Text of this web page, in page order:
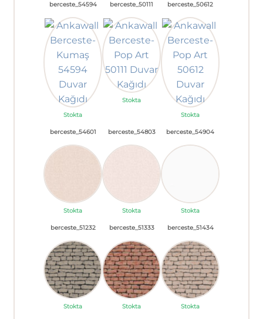
berceste_54594
Stokta
berceste_50111
Stokta
berceste_50612
Stokta
berceste_54601
Stokta
berceste_54803
Stokta
berceste_54904
Stokta
berceste_51232
Stokta
berceste_51333
Stokta
berceste_51434
Stokta